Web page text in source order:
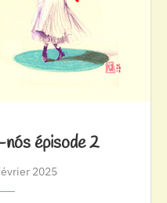
épisode 2
2025